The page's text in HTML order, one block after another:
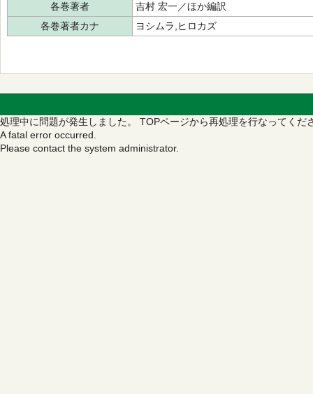
各巻著者
吉村 宏一／ほか編訳
各巻著者カナ
ヨシムラ,ヒロカズ
処理中に問題が発生しました。 TOPページから再処理を行なってくだ
A fatal error occurred.
Please contact the system administrator.